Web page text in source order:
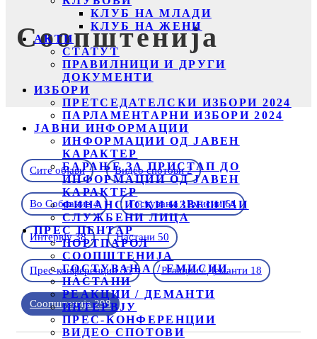
КЛУБ НА МЛАДИ
КЛУБ НА ЖЕНИ
АКТИ
СТАТУТ
ПРАВИЛНИЦИ И ДРУГИ
ДОКУМЕНТИ
ИЗБОРИ
ПРЕТСЕДАТЕЛСКИ ИЗБОРИ 2024
ПАРЛАМЕНТАРНИ ИЗБОРИ 2024
ЈАВНИ ИНФОРМАЦИИ
ИНФОРМАЦИИ ОД ЈАВЕН
КАРАКТЕР
БАРАЊЕ ЗА ПРИСТАП ДО
ИНФОРМАЦИИ ОД ЈАВЕН
КАРАКТЕР
ФИНАНСИСКИ ИЗВЕШТАИ
СЛУЖБЕНИ ЛИЦА
ПРЕС ЦЕНТАР
ПОРТПАРОЛ
СООПШТЕНИЈА
ГОСТУВАЊА / ЕМИСИИ
НАСТАНИ
РЕАКЦИИ / ДЕМАНТИ
ИНТЕРВЈУ
ПРЕС-КОНФЕРЕНЦИИ
ВИДЕО СПОТОВИ
Соопштенија
Сите објави Видео спотови2
Во Собрание4 Гостувања / Емисии64
Интервју38 Настани 50
Прес-конференции35 Реакции / Деманти 18
Соопштенија298